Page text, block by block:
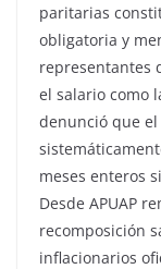
paritarias
obligatoria y
representantes
el salario como
denunció que
meses enteros
Desde APUAP
recomposición
inflacionarios